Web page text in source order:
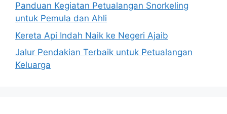
Panduan Kegiatan Petualangan Snorkeling
untuk Pemula dan Ahli
Kereta Api Indah Naik ke Negeri Ajaib
Jalur Pendakian Terbaik untuk Petualangan
Keluarga